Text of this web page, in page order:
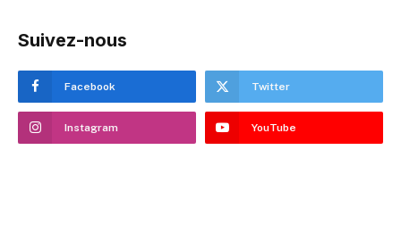
Suivez-nous
Facebook Twitter
Instagram YouTube